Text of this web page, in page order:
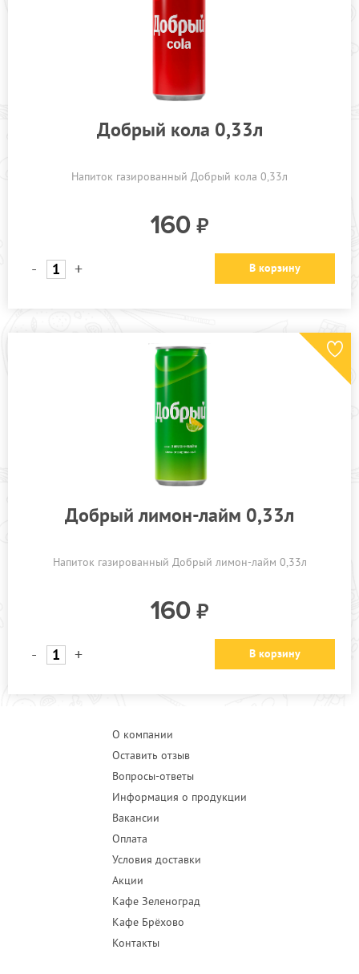
Добрый кола 0,33л
Напиток газированный Добрый кола 0,33л
160
- + В корзину
Добрый лимон-лайм 0,33л
Напиток газированный Добрый лимон-лайм 0,33л
160
- + В корзину
О компании
Оставить отзыв
Вопросы-ответы
Информация о продукции
Вакансии
Оплата
Условия доставки
Акции
Кафе Зеленоград
Кафе Брёхово
Контакты